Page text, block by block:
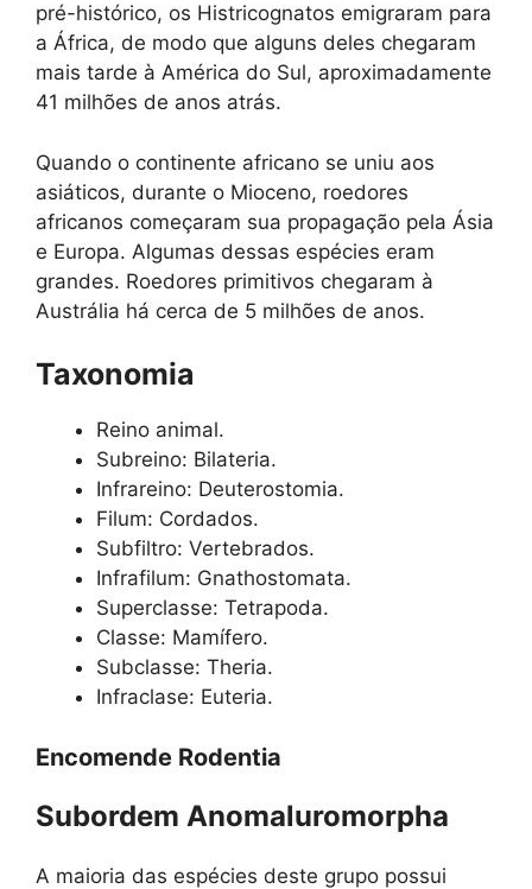
pré-histórico, os Histricognatos emigraram para
a África, de modo que alguns deles chegaram
mais tarde à América do Sul, aproximadamente
41 milhões de anos atrás.
Quando o continente africano se uniu aos
asiáticos, durante o Mioceno, roedores
africanos começaram sua propagação pela Ásia
e Europa. Algumas dessas espécies eram
grandes. Roedores primitivos chegaram à
Austrália há cerca de 5 milhões de anos.
Taxonomia
Reino animal.
Subreino: Bilateria.
Infrareino: Deuterostomia.
Filum: Cordados.
Subfiltro: Vertebrados.
Infrafilum: Gnathostomata.
Superclasse: Tetrapoda.
Classe: Mamífero.
Subclasse: Theria.
Infraclase: Euteria.
Encomende Rodentia
Subordem Anomaluromorpha
A maioria das espécies deste grupo possui